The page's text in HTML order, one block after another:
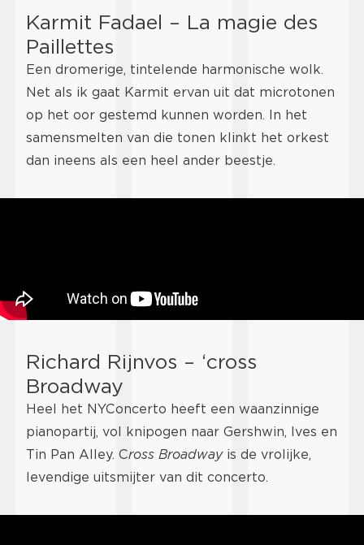
Karmit Fadael – La magie des
Paillettes
Een dromerige, tintelende harmonische wolk.
Net als ik gaat Karmit ervan uit dat microtonen
op het oor gestemd kunnen worden. In het
samensmelten van die tonen klinkt het orkest
dan ineens als een heel ander beestje.
Richard Rijnvos – ‘cross
Broadway
Heel het NYConcerto heeft een waanzinnige
pianopartij, vol knipogen naar Gershwin, Ives en
Tin Pan Alley. Cross Broadway is de vrolijke,
levendige uitsmijter van dit concerto.